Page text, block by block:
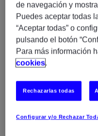
PRECISELY
PRECISELY
PRECISELY TRILLIUM
de navegación y
Puedes aceptar todas
“Aceptar todas” o
pulsando el botón
Para más información
cookies.
Configurar y/o Rechazar
Rechazarlas todas